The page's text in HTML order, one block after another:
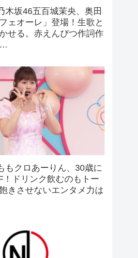
木坂46五百城茉央、奥田
ェオーレ」登場！生歌と
せる。赤えんぴつ作詞作
…
もクロあーりん、30歳に
！ドリンク飲むのもトー
きさせないエンタメ力は